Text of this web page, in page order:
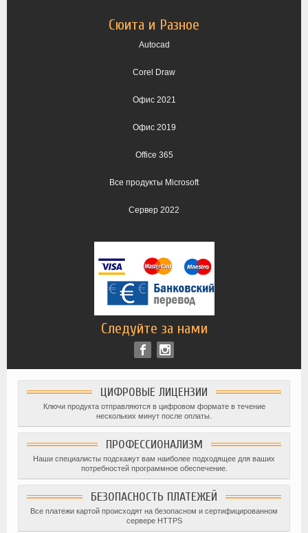
Сюита и Разное
Autocad
Corel Draw
Офис 2021
Офис 2019
Office 365
Все продукты Microsoft
Сервер 2022
Следуйте за нами
ЦИФРОВЫЕ ЛИЦЕНЗИИ
Ключи продукта отправляются в цифровом формате в течение
нескольких минут после оплаты.
ПРОФЕССИОНАЛИЗМ
Наши специалисты подскажут вам наиболее подходящее для ваших
потребностей программное обеспечение.
БЕЗОПАСНОСТЬ ПЛАТЕЖЕЙ
Все платежи картой происходят на безопасном и сертифицированном
сервере HTTPS